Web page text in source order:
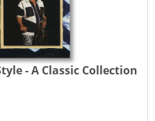
- A Classic Collection